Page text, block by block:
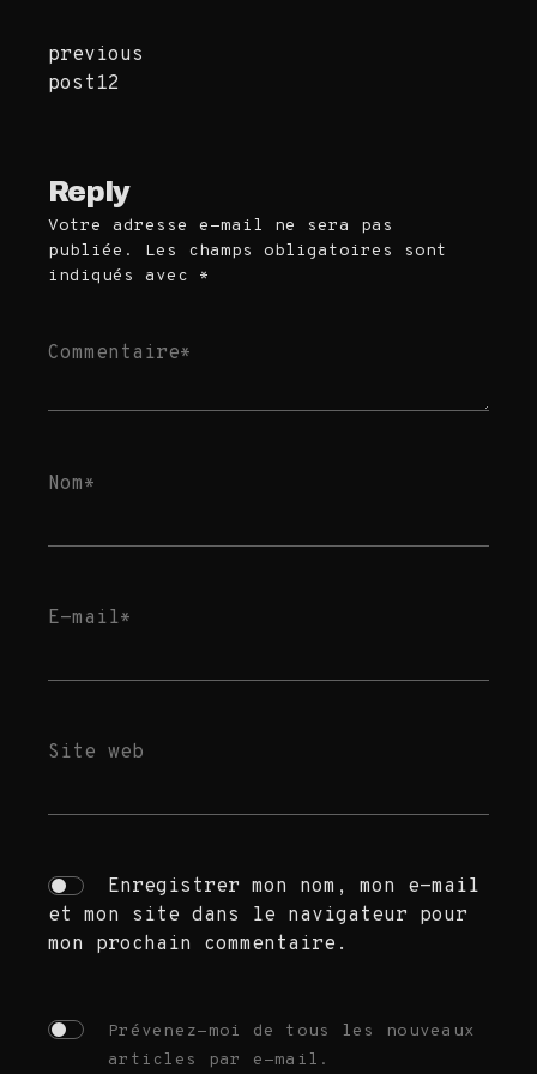
Continue
Reading
previous
post12
Reply
Votre adresse e-mail ne sera pas
publiée.
Les champs obligatoires sont
indiqués avec *
Commentaire*
Nom*
E-mail*
Site web
Enregistrer mon nom, mon e-mail
et mon site dans le navigateur pour
mon prochain commentaire.
Prévenez-moi de tous les nouveaux
articles par e-mail.